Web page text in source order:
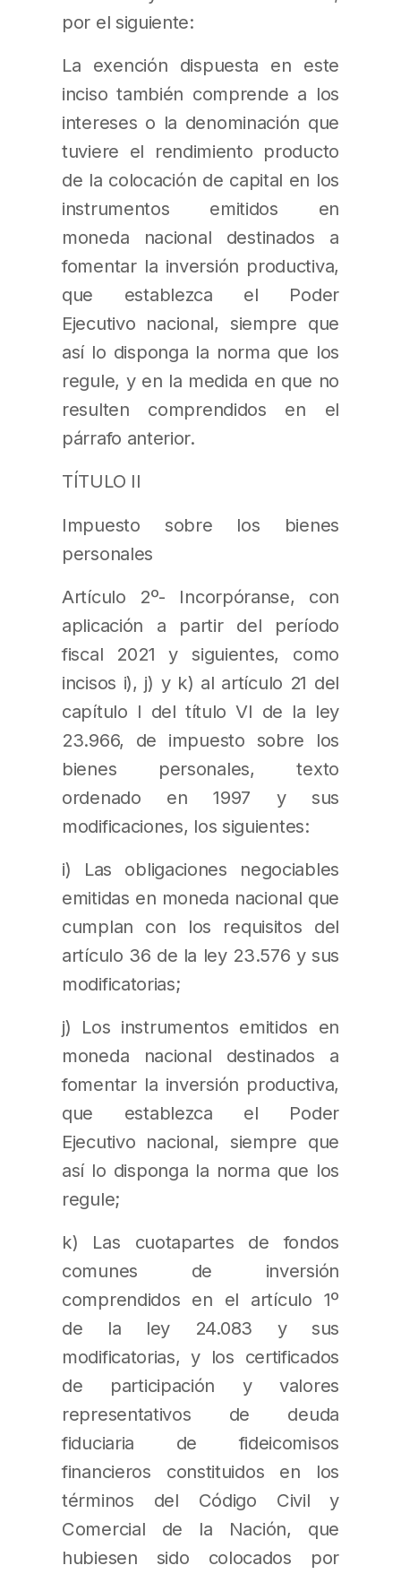
por el siguiente:
La exención dispuesta en este
inciso también comprende a los
intereses o la denominación que
tuviere el rendimiento producto
de la colocación de capital en los
instrumentos emitidos en
moneda nacional destinados a
fomentar la inversión productiva,
que establezca el Poder
Ejecutivo nacional, siempre que
así lo disponga la norma que los
regule, y en la medida en que no
resulten comprendidos en el
párrafo anterior.
TÍTULO II
Impuesto sobre los bienes
personales
Artículo 2º- Incorpóranse, con
aplicación a partir del período
fiscal 2021 y siguientes, como
incisos i), j) y k) al artículo 21 del
capítulo I del título VI de la ley
23.966, de impuesto sobre los
bienes personales, texto
ordenado en 1997 y sus
modificaciones, los siguientes:
i) Las obligaciones negociables
emitidas en moneda nacional que
cumplan con los requisitos del
artículo 36 de la ley 23.576 y sus
modificatorias;
j) Los instrumentos emitidos en
moneda nacional destinados a
fomentar la inversión productiva,
que establezca el Poder
Ejecutivo nacional, siempre que
así lo disponga la norma que los
regule;
k) Las cuotapartes de fondos
comunes de inversión
comprendidos en el artículo 1º
de la ley 24.083 y sus
modificatorias, y los certificados
de participación y valores
representativos de deuda
fiduciaria de fideicomisos
financieros constituidos en los
términos del Código Civil y
Comercial de la Nación, que
hubiesen sido colocados por